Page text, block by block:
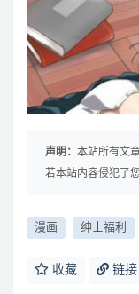
声明： 本站所有文
若本站内容侵犯了
漫画 绅士福利
收藏 链接